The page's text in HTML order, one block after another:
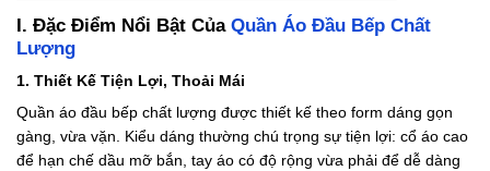
I. Đặc Điểm Nổi Bật Của Quần Áo Đầu Bếp Chất
Lượng
1. Thiết Kế Tiện Lợi, Thoải Mái
Quần áo đầu bếp chất lượng được thiết kế theo form dáng gọn
gàng, vừa vặn. Kiểu dáng thường chú trọng sự tiện lợi: cổ áo cao
để hạn chế dầu mỡ bắn, tay áo có độ rộng vừa phải để dễ dàng